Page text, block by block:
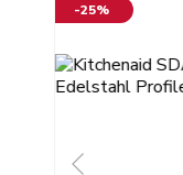
-25%